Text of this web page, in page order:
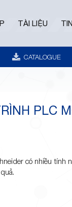
TÀI LIỆU
CATALOGUE
PLC
có nhiều tính